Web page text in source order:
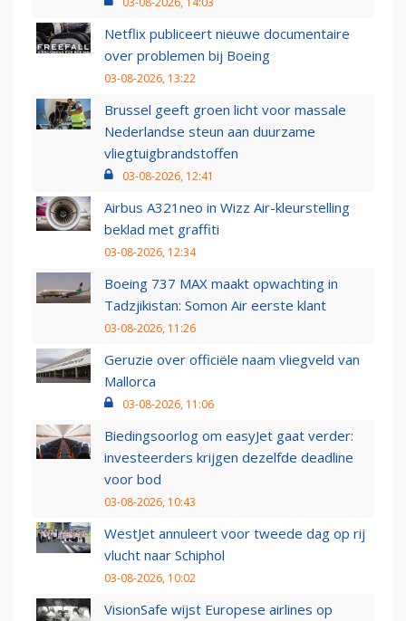
Netflix publiceert nieuwe documentaire
over problemen bij Boeing
03-08-2026, 13:22
Brussel geeft groen licht voor massale
Nederlandse steun aan duurzame
vliegtuigbrandstoffen
03-08-2026, 12:41
Airbus A321neo in Wizz Air-kleurstelling
beklad met graffiti
03-08-2026, 12:34
Boeing 737 MAX maakt opwachting in
Tadzjikistan: Somon Air eerste klant
03-08-2026, 11:26
Geruzie over officiële naam vliegveld van
Mallorca
03-08-2026, 11:06
Biedingsoorlog om easyJet gaat verder:
investeerders krijgen dezelfde deadline
voor bod
03-08-2026, 10:43
WestJet annuleert voor tweede dag op rij
vlucht naar Schiphol
03-08-2026, 10:02
VisionSafe wijst Europese airlines op